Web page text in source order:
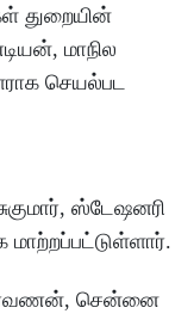
துறையின்
மாநில
செயல்பட
ஸ்டேஷனரி
மாற்றப்பட்டுள்ளார்.
சென்னை